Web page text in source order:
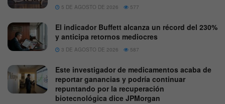
5 DE AGOSTO DE 2026 577
El indicador Buffett alcanza un récord del 230%
y anticipa retornos mediocres
3 DE AGOSTO DE 2026 587
Este investigador de medicamentos acaba de
reportar ganancias y podría continuar
repuntando por la recuperación
biotecnológica dice JPMorgan